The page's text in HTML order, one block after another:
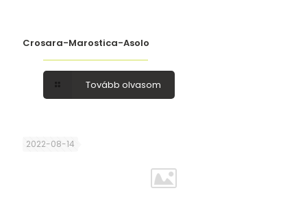
Crosara-Marostica-Asolo
Tovább olvasom
2022-08-14